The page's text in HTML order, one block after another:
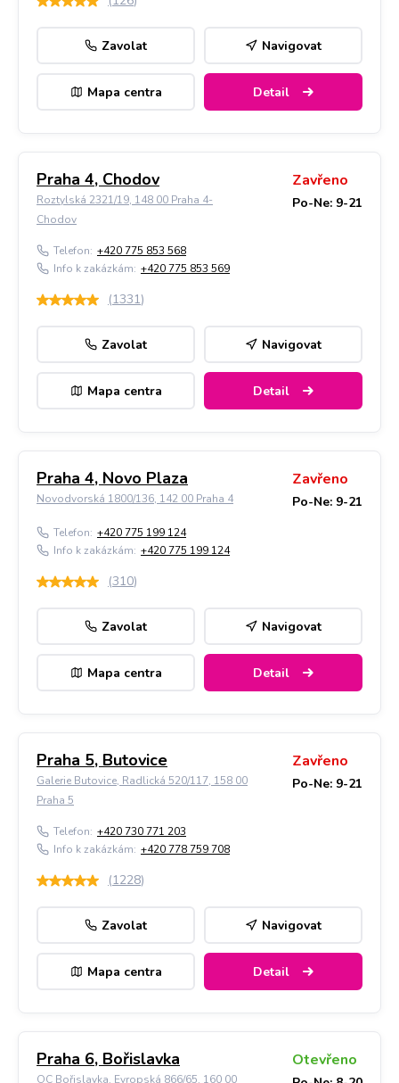
Zavolat Navigovat
Mapa centra Detail
Praha 4, Chodov
Roztylská 2321/19, 148 00 Praha 4-
Chodov
Zavřeno
Po-Ne: 9-21
Telefon: +420 775 853 568
Info k zakázkám: +420 775 853 569
(1331)
Zavolat Navigovat
Mapa centra Detail
Praha 4, Novo Plaza
Novodvorská 1800/136, 142 00 Praha 4
Zavřeno
Po-Ne: 9-21
Telefon: +420 775 199 124
Info k zakázkám: +420 775 199 124
(310)
Zavolat Navigovat
Mapa centra Detail
Praha 5, Butovice
Galerie Butovice, Radlická 520/117, 158 00
Praha 5
Zavřeno
Po-Ne: 9-21
Telefon: +420 730 771 203
Info k zakázkám: +420 778 759 708
(1228)
Zavolat Navigovat
Mapa centra Detail
Praha 6, Bořislavka
OC Bořislavka, Evropská 866/65, 160 00
Otevřeno